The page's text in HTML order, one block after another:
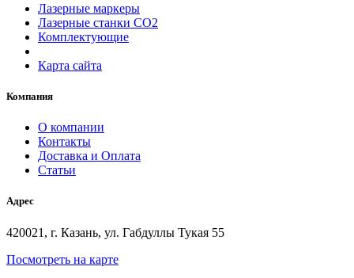
Лазерные маркеры
Лазерные станки СО2
Комплектующие
Карта сайта
Компания
О компании
Контакты
Доставка и Оплата
Статьи
Адрес
420021, г. Казань, ул. Габдуллы Тукая 55
Посмотреть на карте